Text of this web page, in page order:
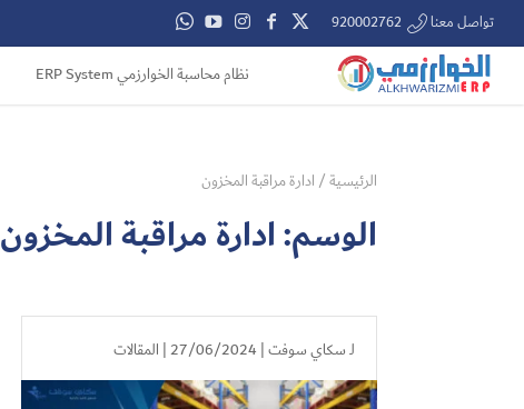
تواصل معنا 920002762
نظام محاسبة الخوارزمي ERP System
الرئيسية/ ادارة مراقبة المخزون
الوسم:ادارة مراقبة المخزون
لـسكاي سوفت| 27/06/2024 | المقالات